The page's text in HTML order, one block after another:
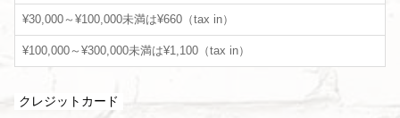
¥30,000～¥100,000未満は¥660（tax in）
¥100,000～¥300,000未満は¥1,100（tax in）
クレジットカード